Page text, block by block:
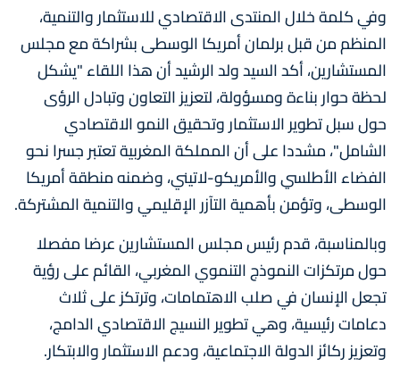
وفي كلمة خلال المنتدى الاقتصادي للاستثمار والتنمية،
المنظم من قبل برلمان أمريكا الوسطى بشراكة مع مجلس
المستشارين، أكد السيد ولد الرشيد أن هذا اللقاء "يشكل
لحظة حوار بناءة ومسؤولة، لتعزيز التعاون وتبادل الرؤى
حول سبل تطوير الاستثمار وتحقيق النمو الاقتصادي
الشامل"، مشددا على أن المملكة المغربية تعتبر جسرا نحو
الفضاء الأطلسي والأمريكو-لاتيني، وضمنه منطقة أمريكا
الوسطى، وتؤمن بأهمية التآزر الإقليمي والتنمية المشتركة.
وبالمناسبة، قدم رئيس مجلس المستشارين عرضا مفصلا
حول مرتكزات النموذج التنموي المغربي، القائم على رؤية
تجعل الإنسان في صلب الاهتمامات، وترتكز على ثلاث
دعامات رئيسية، وهي تطوير النسيج الاقتصادي الدامج،
وتعزيز ركائز الدولة الاجتماعية، ودعم الاستثمار والابتكار.